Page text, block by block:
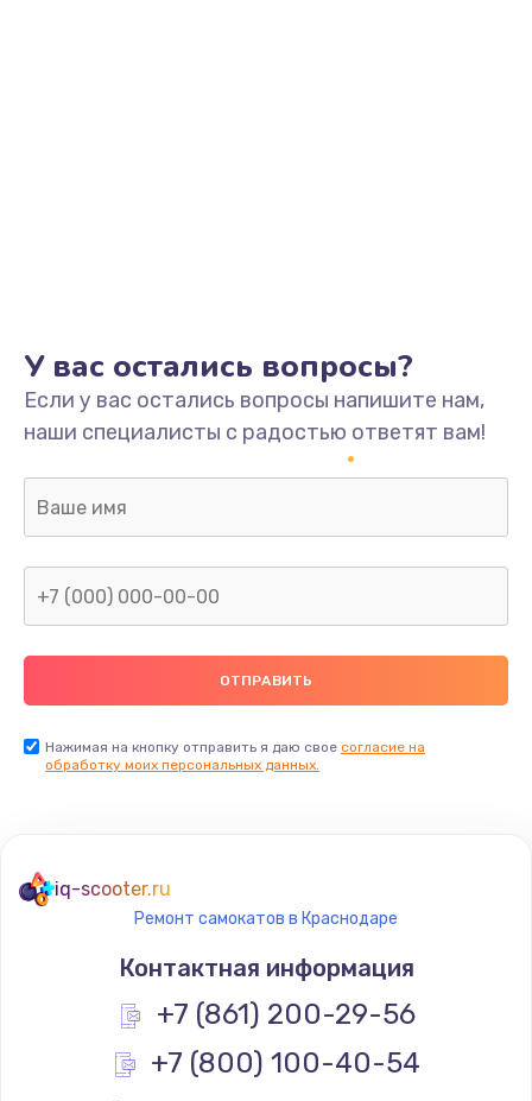
У вас остались вопросы?
Если у вас остались вопросы напишите нам,
наши специалисты с радостью ответят вам!
Нажимая на кнопку отправить я даю свое согласие на
обработку моих персональных данных.
iq-scooter.ru
Ремонт самокатов в Краснодаре
Контактная информация
+7 (861) 200-29-56
+7 (800) 100-40-54